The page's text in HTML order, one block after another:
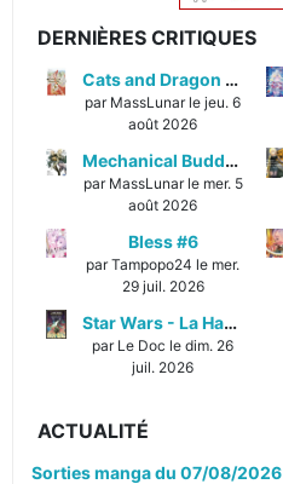
DERNIÈRES CRITIQUES
Cats and Dragon #3
par MassLunar le jeu. 6
août 2026
Mechanical Buddy Universe #1
par MassLunar le mer. 5
août 2026
Bless #6
par Tampopo24 le mer.
29 juil. 2026
Star Wars - La Haute République - Un équilibre fragile
par Le Doc le dim. 26
juil. 2026
ACTUALITÉ
Sorties manga du 07/08/2026